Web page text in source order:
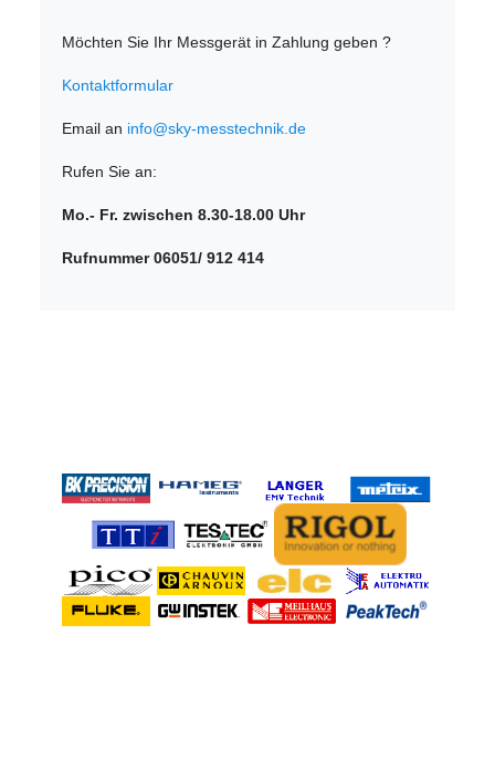
Möchten Sie Ihr Messgerät in Zahlung geben ?
Kontaktformular
Email an info@sky-messtechnik.de
Rufen Sie an:
Mo.- Fr. zwischen 8.30-18.00 Uhr
Rufnummer 06051/ 912 414